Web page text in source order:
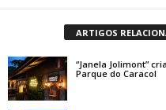
ARTIGOS
“Janela Jolimont”
Parque do Caracol